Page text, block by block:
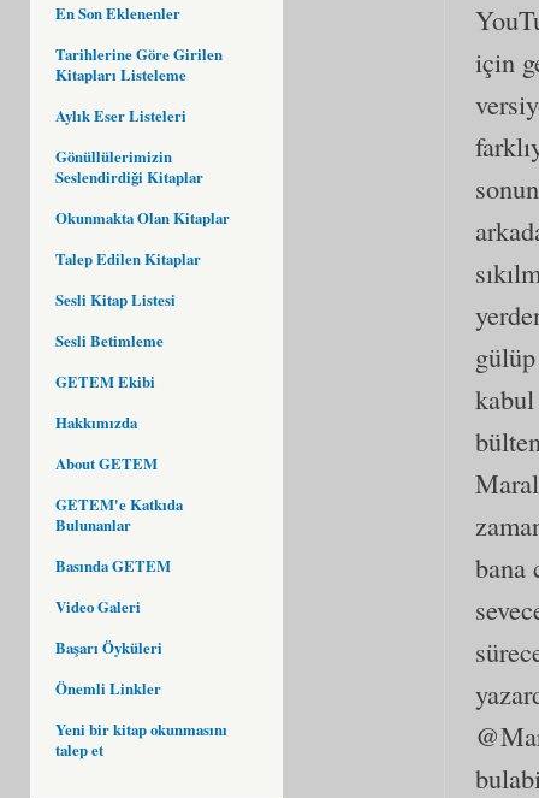
En Son Eklenenler
Tarihlerine Göre Girilen
Kitapları Listeleme
Aylık Eser Listeleri
Gönüllülerimizin
Seslendirdiği Kitaplar
Okunmakta Olan Kitaplar
Talep Edilen Kitaplar
Sesli Kitap Listesi
Sesli Betimleme
GETEM Ekibi
Hakkımızda
About GETEM
GETEM'e Katkıda
Bulunanlar
Basında GETEM
Video Galeri
Başarı Öyküleri
Önemli Linkler
Yeni bir kitap okunmasını
talep et
için
kabul
bana